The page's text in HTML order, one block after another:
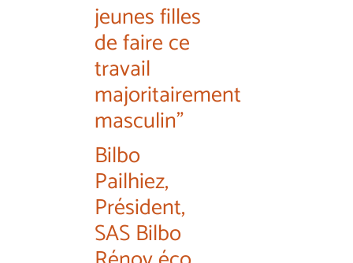
jeunes filles
de faire ce
travail
majoritairement
masculin"
Bilbo
Pailhiez,
Président,
SAS Bilbo